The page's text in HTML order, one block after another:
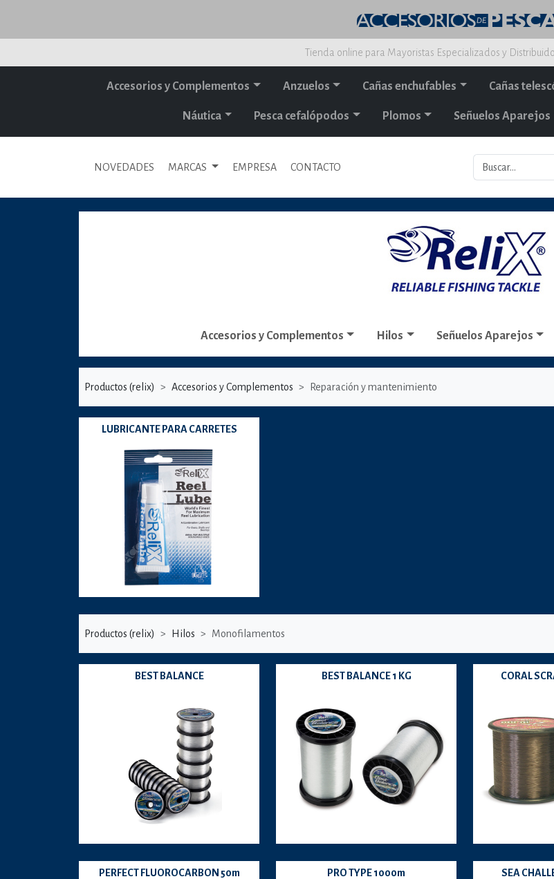
Tienda online para Mayoristas Especializados y
Accesorios y Complementos Anzuelos Cañas enchufables Cañas
Náutica Pesca cefalópodos Plomos Señuelos Aparejos
NOVEDADES MARCAS EMPRESA CONTACTO
Accesorios y Complementos Hilos Señuelos Aparejos
Productos (relix) Accesorios y Complementos Reparación y mantenimiento
LUBRICANTE PARA CARRETES
Productos (relix) Hilos Monofilamentos
BEST BALANCE BEST BALANCE 1 KG CORAL
PERFECT FLUOROCARBON 50m PRO TYPE 1000m SEA